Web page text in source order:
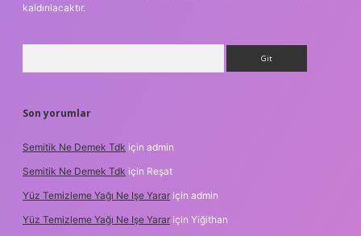
kaldırılacaktır.
Son yorumlar
Semitik Ne Demek Tdk için admin
Semitik Ne Demek Tdk için Reşat
Yüz Temizleme Yağı Ne Işe Yarar için admin
Yüz Temizleme Yağı Ne Işe Yarar için Yiğithan